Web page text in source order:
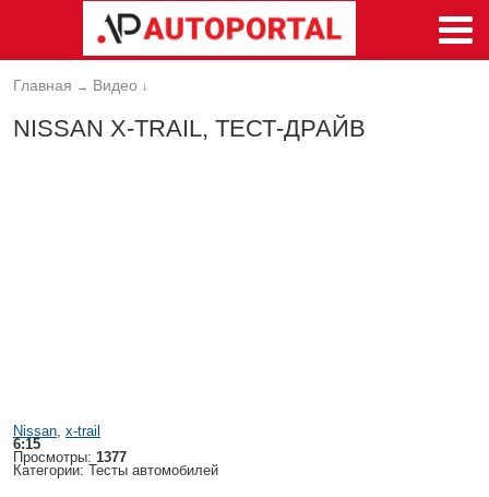
Главная → Видео ↓
NISSAN X-TRAIL, ТЕСТ-ДРАЙВ
Nissan x-trail
6:15
Просмотры: 1377
Категории: Тесты автомобилей